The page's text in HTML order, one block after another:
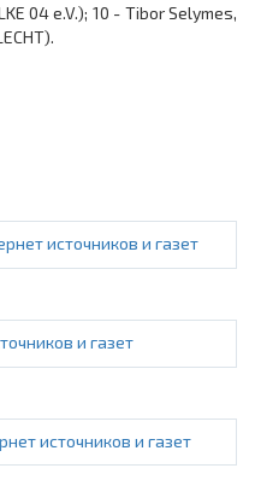
04 e.V.); 10 - Tibor Selymes,
источников и газет
и газет
источников и газет